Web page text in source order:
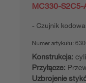
MC330-S2C5-
Czujnik
Numer artykułu:
Konstrukcja:
Przyłącze:
Uzbrojenie